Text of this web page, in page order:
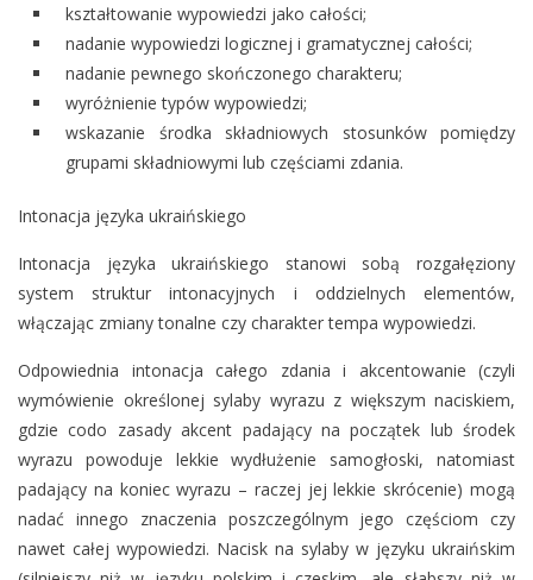
kształtowanie wypowiedzi jako całości;
nadanie wypowiedzi logicznej i gramatycznej całości;
nadanie pewnego skończonego charakteru;
wyróżnienie typów wypowiedzi;
wskazanie środka składniowych stosunków pomiędzy
grupami składniowymi lub częściami zdania.
Intonacja języka ukraińskiego
Intonacja języka ukraińskiego stanowi sobą rozgałęziony
system struktur intonacyjnych i oddzielnych elementów,
włączając zmiany tonalne czy charakter tempa wypowiedzi.
Odpowiednia intonacja całego zdania i akcentowanie (czyli
wymówienie określonej sylaby wyrazu z większym naciskiem,
gdzie codo zasady akcent padający na początek lub środek
wyrazu powoduje lekkie wydłużenie samogłoski, natomiast
padający na koniec wyrazu – raczej jej lekkie skrócenie) mogą
nadać innego znaczenia poszczególnym jego częściom czy
nawet całej wypowiedzi. Nacisk na sylaby w języku ukraińskim